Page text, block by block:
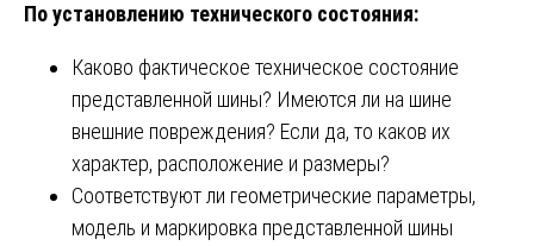
По установлению технического состояния:
Каково фактическое техническое состояние
представленной шины? Имеются ли на шине
внешние повреждения? Если да, то каков их
характер, расположение и размеры?
Соответствуют ли геометрические параметры,
модель и маркировка представленной шины